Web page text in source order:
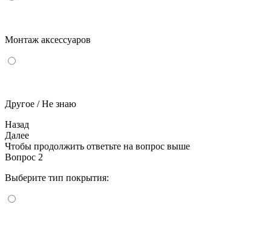
Монтаж аксессуаров
Другое / Не знаю
Назад
Далее
Чтобы продолжить ответьте на вопрос выше
Вопрос 2
Выберите тип покрытия: